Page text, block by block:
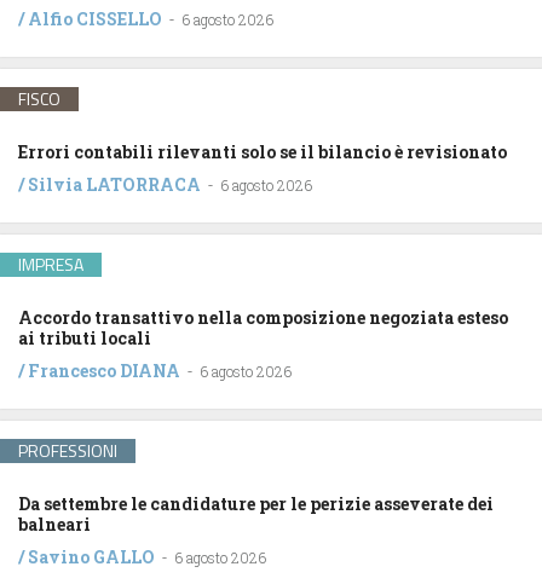
/Alfio CISSELLO - 6 agosto 2026
FISCO
Errori contabili rilevanti solo se il bilancio è revisionato
/Silvia LATORRACA - 6 agosto 2026
IMPRESA
Accordo transattivo nella composizione negoziata esteso
ai tributi locali
/Francesco DIANA - 6 agosto 2026
PROFESSIONI
Da settembre le candidature per le perizie asseverate dei
balneari
/Savino GALLO - 6 agosto 2026